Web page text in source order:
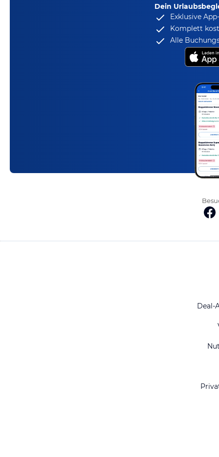
Dein
Exklusive
Komplett
Alle
Deal-